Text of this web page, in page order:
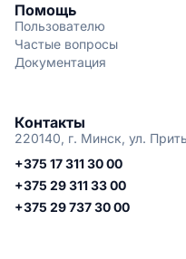
Помощь
Пользователю
Частые вопросы
Документация
Контакты
220140, г. Минск, ул.
+375 17 311 30 00
+375 29 311 33 00
+375 29 737 30 00